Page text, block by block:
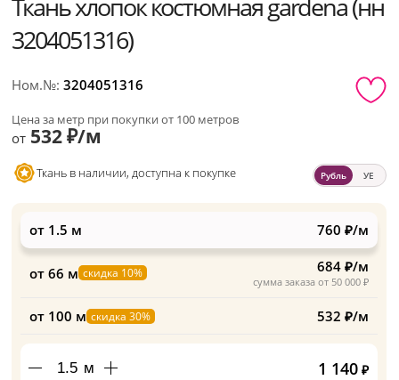
Ткань хлопок костюмная gardena (нн
3204051316)
Ном.№:3204051316
Цена за метр при покупки от 100 метров
от 532 ₽/м
Ткань в наличии, доступна к покупке Рубль УЕ
от 1.5 м 760 ₽/м
от 66 м скидка 10%
сумма заказа от 50 000 ₽
684 ₽/м
от 100 м скидка 30% 532 ₽/м
м 1 140 ₽